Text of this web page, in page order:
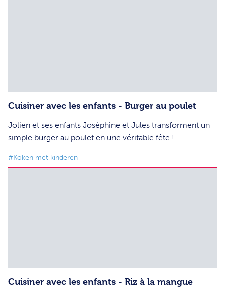
Cuisiner avec les enfants - Burger au poulet
Jolien et ses enfants Joséphine et Jules transforment un
simple burger au poulet en une véritable fête !
#Koken met kinderen
Cuisiner avec les enfants - Riz à la mangue